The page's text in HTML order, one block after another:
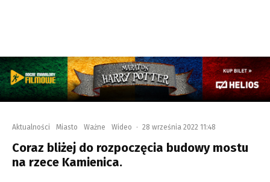
Aktualności Miasto Ważne Wideo · 28 września 2022 11:48
Coraz bliżej do rozpoczęcia budowy mostu
na rzece Kamienica.